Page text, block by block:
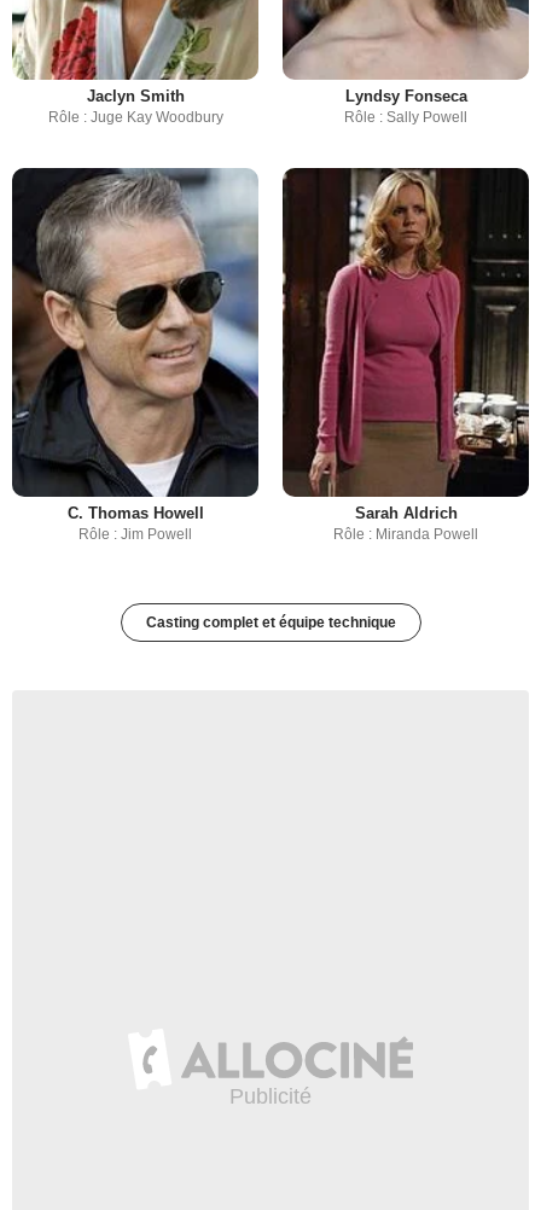
Jaclyn Smith
Rôle : Juge Kay Woodbury
Lyndsy Fonseca
Rôle : Sally Powell
C. Thomas Howell
Rôle : Jim Powell
Sarah Aldrich
Rôle : Miranda Powell
Casting complet et équipe technique